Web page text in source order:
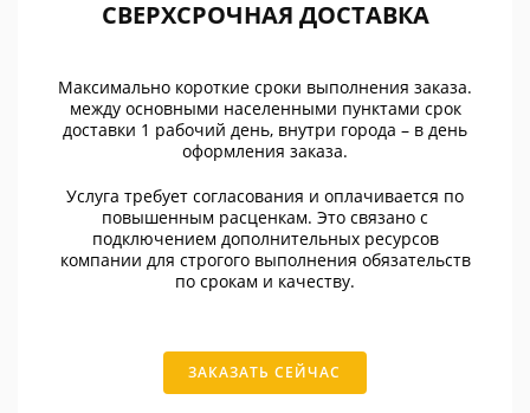
СВЕРХСРОЧНАЯ ДОСТАВКА
Максимально короткие сроки выполнения заказа.
между основными населенными пунктами срок
доставки 1 рабочий день, внутри города – в день
оформления заказа.
Услуга требует согласования и оплачивается по
повышенным расценкам. Это связано с
подключением дополнительных ресурсов
компании для строгого выполнения обязательств
по срокам и качеству.
ЗАКАЗАТЬ СЕЙЧАС